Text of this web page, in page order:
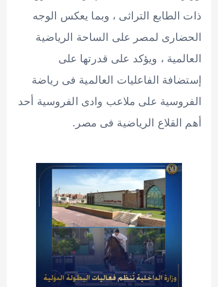
التراثى ، وبما يعكس الوجه
لمصر على الساحة الرياضية
، ويؤكد على قدرتها على
الفاعليات العالمية فى رياضة
على ملاعب وادى الفروسية أحد
الرياضية فى مصر.